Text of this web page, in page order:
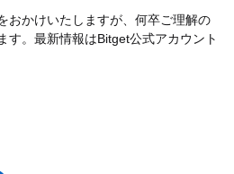
おかけいたしますが、何卒ご理解の
す。最新情報はBitget公式アカウント